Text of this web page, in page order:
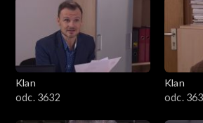
Klan
odc. 3632
Klan
odc.